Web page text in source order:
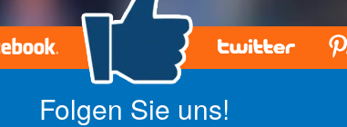
Folgen Sie uns!